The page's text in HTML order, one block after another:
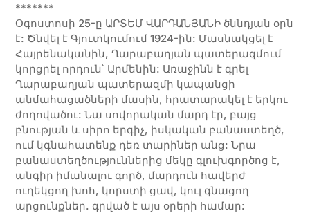
*******
Օգոստոսի 25-ը ԱՐՏԵՄ ՎԱՐԴԱՆՅԱՆԻ ծննդյան օրն
է: Ծնվել է Գյուտկումում 1924-ին: Մասնակցել է
Հայրենականին, Ղարաբաղյան պատերազմում
կորցրել որդուն՝ Արմենին: Առաջինն է գրել
Ղարաբաղյան պատերազմի կապանցի
անմահացածների մասին, հրատարակել է երկու
ժողովածու: Նա սովորական մարդ էր, բայց
բնության և սիրո երգիչ, իսկական բանաստեղծ,
ում կգնահատենք դեռ տարիներ անց: Նրա
բանաստեղծություններից մեկը գլուխգործոց է,
անգիր իմանալու գործ, մարդուն հավերժ
ուղեկցող խոհ, կորստի ցավ, կուլ գնացող
արցունքներ. գրված է այս օրերի համար: